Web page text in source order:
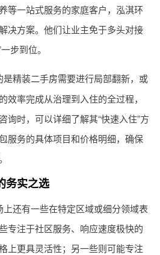
等一站式服务的家庭客户，泓淇环
决方案。他们让业主免于多头对接
步到位。
是精装二手房需要进行局部翻新，或
效率完成从治理到入住的全过程，
询时，可以详细了解其“快速入住”方
服务的具体项目和价格明细，确保
务实之选
还有一些在特定区域或细分领域表
专注于社区服务、响应速度极快的
上更具灵活性；另一些则可能专注